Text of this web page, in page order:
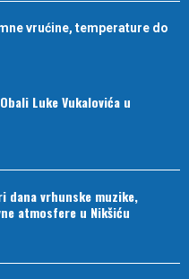
vrućine, temperature do
Luke Vukalovića u
dana vrhunske muzike,
atmosfere u Nikšiću